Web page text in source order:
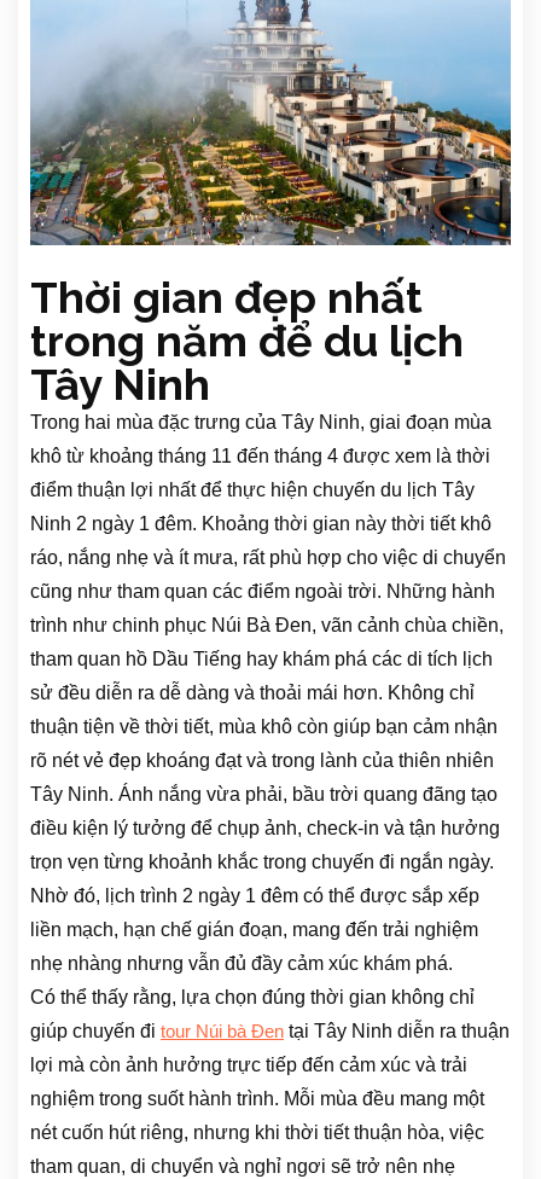
Thời gian đẹp nhất
trong năm để du lịch
Tây Ninh
Trong hai mùa đặc trưng của Tây Ninh, giai đoạn mùa
khô từ khoảng tháng 11 đến tháng 4 được xem là thời
điểm thuận lợi nhất để thực hiện chuyến du lịch Tây
Ninh 2 ngày 1 đêm. Khoảng thời gian này thời tiết khô
ráo, nắng nhẹ và ít mưa, rất phù hợp cho việc di chuyển
cũng như tham quan các điểm ngoài trời. Những hành
trình như chinh phục Núi Bà Đen, vãn cảnh chùa chiền,
tham quan hồ Dầu Tiếng hay khám phá các di tích lịch
sử đều diễn ra dễ dàng và thoải mái hơn. Không chỉ
thuận tiện về thời tiết, mùa khô còn giúp bạn cảm nhận
rõ nét vẻ đẹp khoáng đạt và trong lành của thiên nhiên
Tây Ninh. Ánh nắng vừa phải, bầu trời quang đãng tạo
điều kiện lý tưởng để chụp ảnh, check-in và tận hưởng
trọn vẹn từng khoảnh khắc trong chuyến đi ngắn ngày.
Nhờ đó, lịch trình 2 ngày 1 đêm có thể được sắp xếp
liền mạch, hạn chế gián đoạn, mang đến trải nghiệm
nhẹ nhàng nhưng vẫn đủ đầy cảm xúc khám phá.
Có thể thấy rằng, lựa chọn đúng thời gian không chỉ
giúp chuyến đi tour Núi bà Đen tại Tây Ninh diễn ra thuận
lợi mà còn ảnh hưởng trực tiếp đến cảm xúc và trải
nghiệm trong suốt hành trình. Mỗi mùa đều mang một
nét cuốn hút riêng, nhưng khi thời tiết thuận hòa, việc
tham quan, di chuyển và nghỉ ngơi sẽ trở nên nhẹ